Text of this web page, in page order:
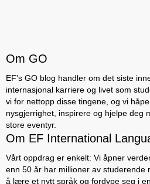
Om GO
EF's GO blog handler om det siste
internasjonal karriere og livet som
vi for nettopp disse tingene, og vi
nysgjerrighet, inspirere og hjelpe deg
store eventyr.
Om EF International
Vårt oppdrag er enkelt: Vi åpner
enn 50 år har millioner av studerende
å lære et nytt språk og fordype seg i